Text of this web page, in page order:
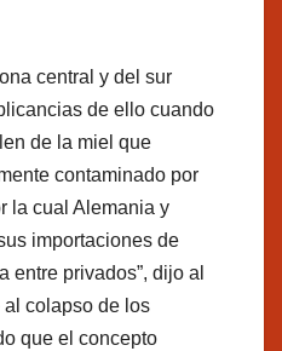
central y del sur
de ello cuando
de la miel que
contaminado por
la cual Alemania y
importaciones de
entre privados”, dijo al
colapso de los
que el concepto